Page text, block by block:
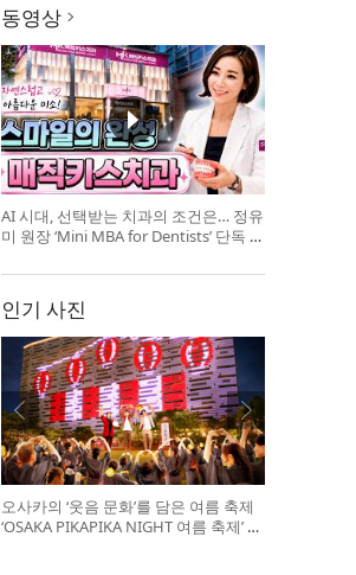
동영상
AI 시대, 선택받는 치과의 조건은… 정유
미 원장 ‘Mini MBA for Dentists’ 단독 특
인기 사진
오사카의 ‘웃음 문화’를 담은 여름 축제
‘OSAKA PIKAPIKA NIGHT 여름 축제’ 개